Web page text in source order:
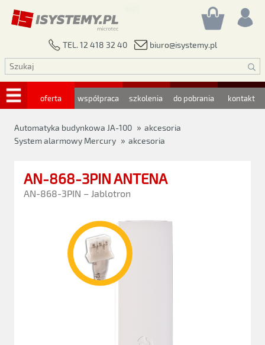
TEL. 12 418 32 40 biuro@isystemy.pl
oferta współpraca szkolenia do pobrania kontakt
Automatyka budynkowa JA-100 » akcesoria
System alarmowy Mercury » akcesoria
AN-868-3PIN ANTENA
AN-868-3PIN – Jablotron